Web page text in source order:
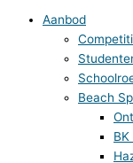
Aanbod
Beach